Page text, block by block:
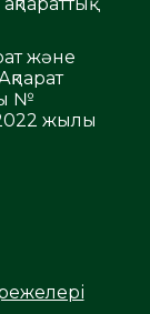
және
№
жылы